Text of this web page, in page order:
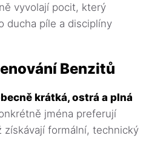
vyvolají pocit, který
ducha píle a disciplíny
Benzitů
krátká, ostrá a plná
jména preferují
získávají formální, technický